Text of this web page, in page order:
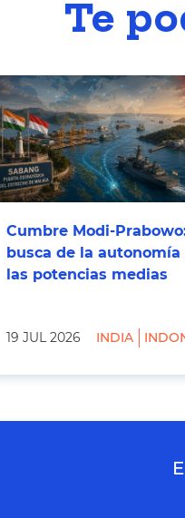
Te
Cumbre Modi-
busca de la autonomía
las potencias medias
19 JUL 2026 INDIA